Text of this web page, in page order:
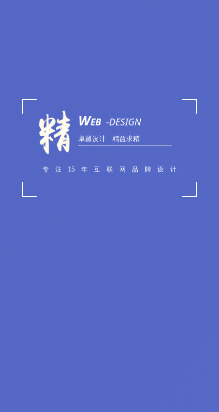
WEB -DESIGN
卓越设计 精益求精
专 注 15 年 互 联 网 品 牌 设 计